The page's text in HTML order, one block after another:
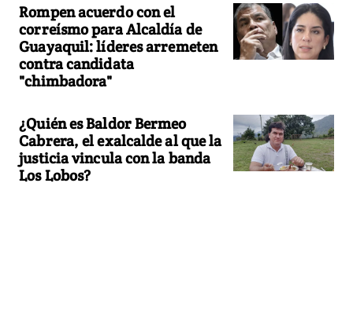
Rompen acuerdo con el
correísmo para Alcaldía de
Guayaquil: líderes arremeten
contra candidata
"chimbadora"
¿Quién es Baldor Bermeo
Cabrera, el exalcalde al que la
justicia vincula con la banda
Los Lobos?